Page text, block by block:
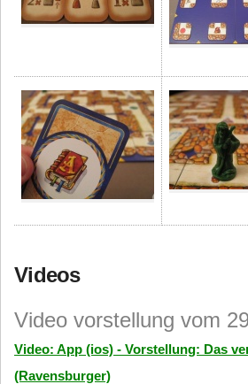
Videos
Video vorstellung vom
Video: App (ios) - Vorstellung: Das
(Ravensburger)